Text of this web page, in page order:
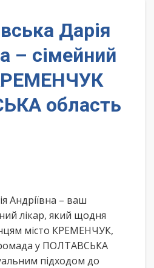
Дарія
– сімейний
область
Андріївна – ваш
лікар, який щодня
місто КРЕМЕНЧУК,
у ПОЛТАВСЬКА
підходом до